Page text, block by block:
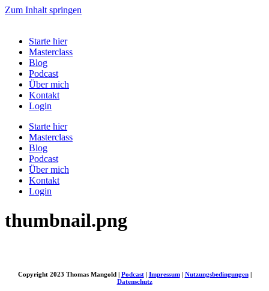
Zum Inhalt springen
Starte hier
Masterclass
Blog
Podcast
Über mich
Kontakt
Login
Starte hier
Masterclass
Blog
Podcast
Über mich
Kontakt
Login
thumbnail.png
Copyright 2023 Thomas Mangold | Podcast| Impressum| Nutzungsbedingungen|
Datenschutz